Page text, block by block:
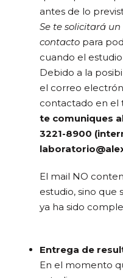
antes de lo
Se te solicitará
contacto para
cuando el
Debido a la
el correo
contactado en el
te comuniques
3221-8900
El mail NO
estudio, sino que
ya ha sido
Entrega de
En el momento